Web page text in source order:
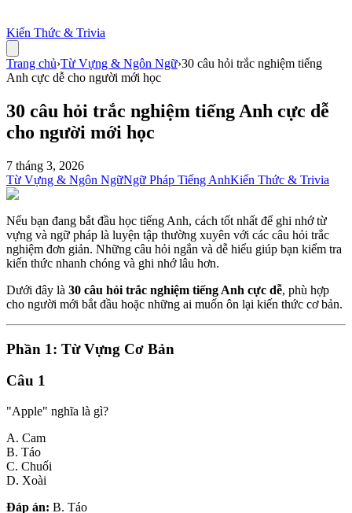
Kiến Thức & Trivia
Trang chủ›Từ Vựng & Ngôn Ngữ›30 câu hỏi trắc nghiệm tiếng
Anh cực dễ cho người mới học
30 câu hỏi trắc nghiệm tiếng Anh cực dễ
cho người mới học
7 tháng 3, 2026
Từ Vựng & Ngôn NgữNgữ Pháp Tiếng AnhKiến Thức & Trivia
Nếu bạn đang bắt đầu học tiếng Anh, cách tốt nhất để ghi nhớ từ
vựng và ngữ pháp là luyện tập thường xuyên với các câu hỏi trắc
nghiệm đơn giản. Những câu hỏi ngắn và dễ hiểu giúp bạn kiểm tra
kiến thức nhanh chóng và ghi nhớ lâu hơn.
Dưới đây là 30 câu hỏi trắc nghiệm tiếng Anh cực dễ, phù hợp
cho người mới bắt đầu hoặc những ai muốn ôn lại kiến thức cơ bản.
Phần 1: Từ Vựng Cơ Bản
Câu 1
"Apple" nghĩa là gì?
A. Cam
B. Táo
C. Chuối
D. Xoài
Đáp án: B. Táo